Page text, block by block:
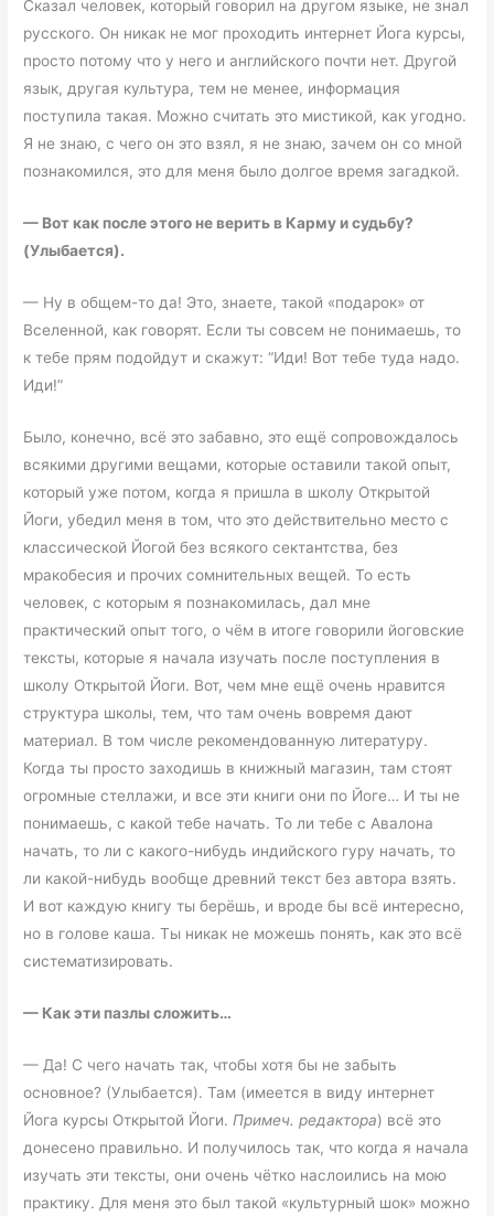
Сказал человек, который говорил на другом языке, не знал
русского. Он никак не мог проходить интернет Йога курсы,
просто потому что у него и английского почти нет. Другой
язык, другая культура, тем не менее, информация
поступила такая. Можно считать это мистикой, как угодно.
Я не знаю, с чего он это взял, я не знаю, зачем он со мной
познакомился, это для меня было долгое время загадкой.
— Вот как после этого не верить в Карму и судьбу?
(Улыбается).
— Ну в общем-то да! Это, знаете, такой «подарок» от
Вселенной, как говорят. Если ты совсем не понимаешь, то
к тебе прям подойдут и скажут: “Иди! Вот тебе туда надо.
Иди!”
Было, конечно, всё это забавно, это ещё сопровождалось
всякими другими вещами, которые оставили такой опыт,
который уже потом, когда я пришла в школу Открытой
Йоги, убедил меня в том, что это действительно место с
классической Йогой без всякого сектантства, без
мракобесия и прочих сомнительных вещей. То есть
человек, с которым я познакомилась, дал мне
практический опыт того, о чём в итоге говорили йоговские
тексты, которые я начала изучать после поступления в
школу Открытой Йоги. Вот, чем мне ещё очень нравится
структура школы, тем, что там очень вовремя дают
материал. В том числе рекомендованную литературу.
Когда ты просто заходишь в книжный магазин, там стоят
огромные стеллажи, и все эти книги они по Йоге… И ты не
понимаешь, с какой тебе начать. То ли тебе с Авалона
начать, то ли с какого-нибудь индийского гуру начать, то
ли какой-нибудь вообще древний текст без автора взять.
И вот каждую книгу ты берёшь, и вроде бы всё интересно,
но в голове каша. Ты никак не можешь понять, как это всё
систематизировать.
— Как эти пазлы сложить…
— Да! С чего начать так, чтобы хотя бы не забыть
основное? (Улыбается). Там (имеется в виду интернет
Йога курсы Открытой Йоги. Примеч. редактора) всё это
донесено правильно. И получилось так, что когда я начала
изучать эти тексты, они очень чётко наслоились на мою
практику. Для меня это был такой «культурный шок» можно